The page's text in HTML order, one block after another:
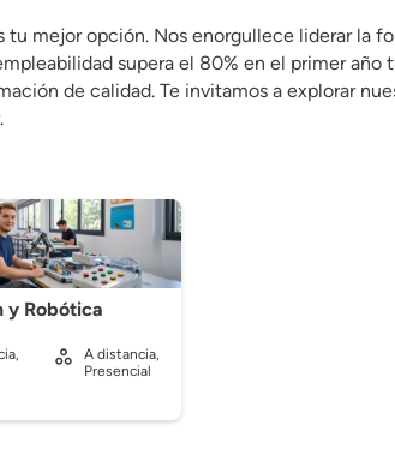
tu mejor opción. Nos enorgullece liderar la
supera el 80% en el primer año
de calidad. Te invitamos a explorar
y Robótica
A distancia,
Presencial